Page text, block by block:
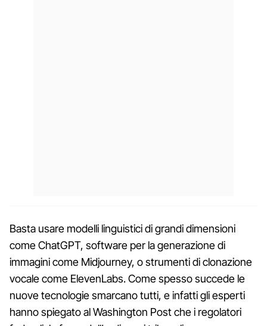
Basta usare modelli linguistici di grandi dimensioni
come ChatGPT, software per la generazione di
immagini come Midjourney, o strumenti di clonazione
vocale come ElevenLabs. Come spesso succede le
nuove tecnologie smarcano tutti, e infatti gli esperti
hanno spiegato al Washington Post che i regolatori